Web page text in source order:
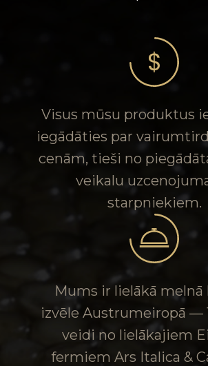
Visus mūsu produktus
iegādāties par
cenām, tieši no
veikalu
starpniekiem.
Mums ir lielākā melnā
izvēle Austrumeiropā —
veidi no lielākajiem
fermiem Ars Italica &